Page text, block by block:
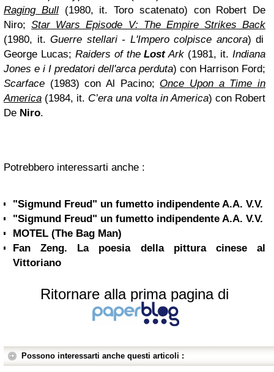
Raging Bull(1980, it. Toro scatenato) con Robert De
Niro;Star Wars Episode V: The Empire Strikes Back
(1980, it.Guerre stellari - L'Impero colpisce ancora) di
George Lucas; Raiders of theLostArk (1981, it.Indiana
Jones e i I predatori dell'arca perduta) con Harrison Ford;
Scarface (1983) con Al Pacino; Once Upon a Time in
America (1984, it. C’era una volta in America) con Robert
De Niro.
Potrebbero interessarti anche :
"Sigmund Freud" un fumetto indipendente A.A. V.V.
"Sigmund Freud" un fumetto indipendente A.A. V.V.
MOTEL (The Bag Man)
Fan Zeng. La poesia della pittura cinese al
Vittoriano
Ritornare alla prima pagina di
Possono interessarti anche questi articoli :